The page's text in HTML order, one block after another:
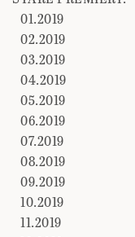
01.2019
02.2019
03.2019
04.2019
05.2019
06.2019
07.2019
08.2019
09.2019
10.2019
11.2019